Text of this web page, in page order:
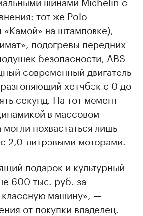
тот же Polo
«Камой» на штамповке),
подогревы передних
безопасности, ABS
современный двигатель
хетчбэк с 0 до
секунд. На тот момент
в массовом
похвастаться лишь
2,0-литровыми моторами.
подарок и культурный
600 тыс. руб. за
машину», —
от покупки владелец.